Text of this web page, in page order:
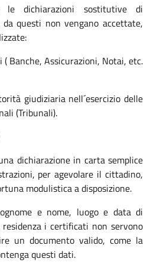
le dichiarazioni sostitutive di
questi non vengano accettate,
Banche, Assicurazioni, Notai, etc.
giudiziaria nell´esercizio delle
(Tribunali).
dichiarazione in carta semplice
per agevolare il cittadino,
modulistica a disposizione.
e nome, luogo e data di
i certificati non servono
un documento valido, come la
questi dati.